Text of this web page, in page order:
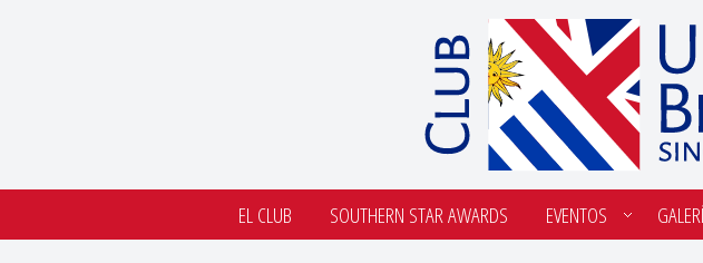
EL CLUB SOUTHERN STAR AWARDS EVENTOS